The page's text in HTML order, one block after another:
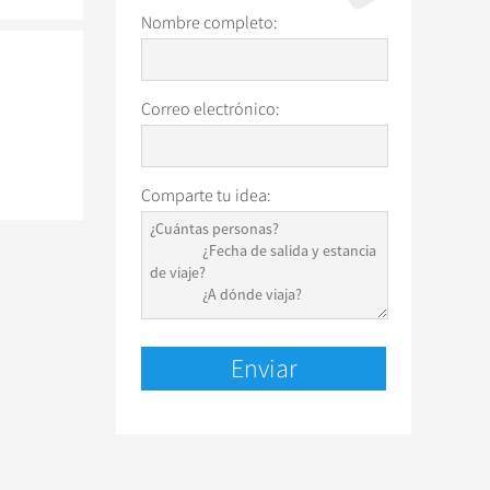
Nombre completo:
Correo electrónico:
Comparte tu idea: